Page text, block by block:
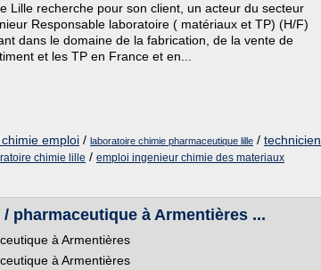
Lille recherche pour son client, un acteur du secteur
Responsable laboratoire ( matériaux et TP) (H/F)
dans le domaine de la fabrication, de la vente de
et les TP en France et en...
emploi / laboratoire chimie pharmaceutique lille / technicien
chimie lille / emploi ingenieur chimie des materiaux
pharmaceutique à Armentières ...
à Armentières
à Armentières